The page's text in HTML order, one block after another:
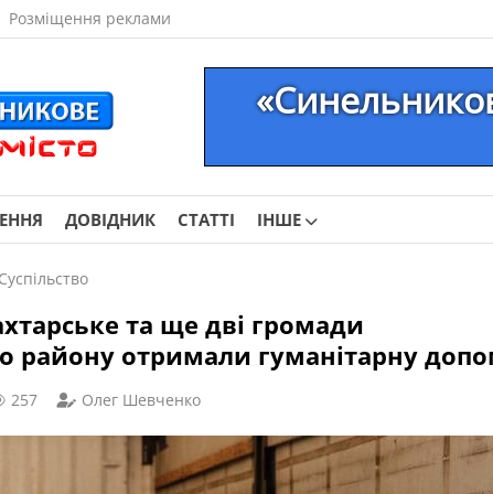
Розміщення реклами
ДОВІДНИК СТАТТІ ІНШЕ
Суспільство
та ще дві громади
району отримали гуманітарну
257 Олег Шевченко